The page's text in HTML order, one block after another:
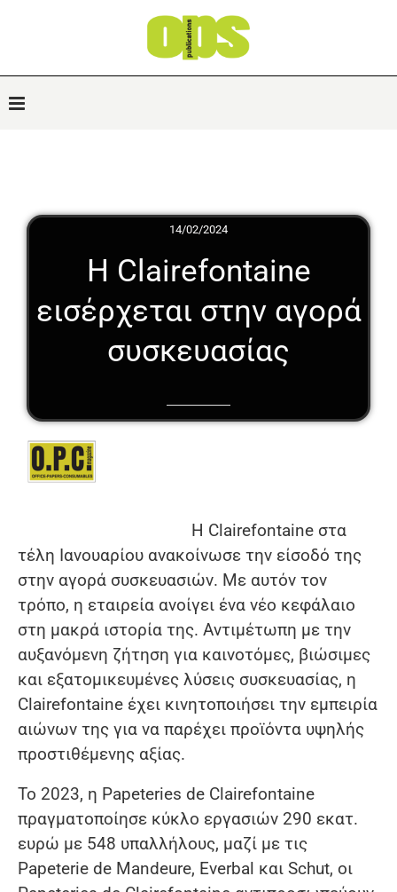
14/02/2024
Η Clairefontaine
εισέρχεται στην αγορά
συσκευασίας
Η Clairefontaine στα
τέλη Ιανουαρίου ανακοίνωσε την είσοδό της
στην αγορά συσκευασιών. Με αυτόν τον
τρόπο, η εταιρεία ανοίγει ένα νέο κεφάλαιο
στη μακρά ιστορία της. Αντιμέτωπη με την
αυξανόμενη ζήτηση για καινοτόμες, βιώσιμες
και εξατομικευμένες λύσεις συσκευασίας, η
Clairefontaine έχει κινητοποιήσει την εμπειρία
αιώνων της για να παρέχει προϊόντα υψηλής
προστιθέμενης αξίας.
Το 2023, η Papeteries de Clairefontaine
πραγματοποίησε κύκλο εργασιών 290 εκατ.
ευρώ με 548 υπαλλήλους, μαζί με τις
Papeterie de Mandeure, Everbal και Schut, οι